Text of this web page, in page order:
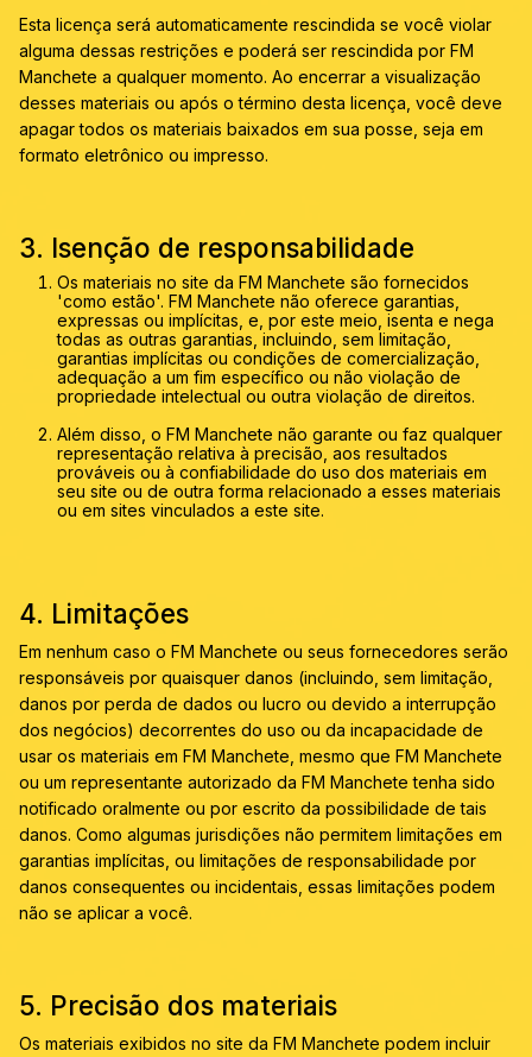
Esta licença será automaticamente rescindida se você violar
alguma dessas restrições e poderá ser rescindida por FM
Manchete a qualquer momento. Ao encerrar a visualização
desses materiais ou após o término desta licença, você deve
apagar todos os materiais baixados em sua posse, seja em
formato eletrônico ou impresso.
3. Isenção de responsabilidade
Os materiais no site da FM Manchete são fornecidos
'como estão'. FM Manchete não oferece garantias,
expressas ou implícitas, e, por este meio, isenta e nega
todas as outras garantias, incluindo, sem limitação,
garantias implícitas ou condições de comercialização,
adequação a um fim específico ou não violação de
propriedade intelectual ou outra violação de direitos.
Além disso, o FM Manchete não garante ou faz qualquer
representação relativa à precisão, aos resultados
prováveis ​​ou à confiabilidade do uso dos materiais em
seu site ou de outra forma relacionado a esses materiais
ou em sites vinculados a este site.
4. Limitações
Em nenhum caso o FM Manchete ou seus fornecedores serão
responsáveis ​​por quaisquer danos (incluindo, sem limitação,
danos por perda de dados ou lucro ou devido a interrupção
dos negócios) decorrentes do uso ou da incapacidade de
usar os materiais em FM Manchete, mesmo que FM Manchete
ou um representante autorizado da FM Manchete tenha sido
notificado oralmente ou por escrito da possibilidade de tais
danos. Como algumas jurisdições não permitem limitações em
garantias implícitas, ou limitações de responsabilidade por
danos consequentes ou incidentais, essas limitações podem
não se aplicar a você.
5. Precisão dos materiais
Os materiais exibidos no site da FM Manchete podem incluir